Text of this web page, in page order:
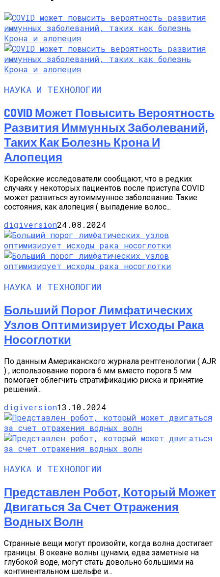
НАУКА И ТЕХНОЛОГИИ
COVID Может Повысить Вероятность
Развития Иммунных Заболеваний,
Таких Как Болезнь Крона И
Алопеция
Корейские исследователи сообщают, что в редких
случаях у некоторых пациентов после приступа COVID
может развиться аутоиммунное заболевание. Такие
состояния, как алопеция ( выпадение волос...
digiversion24.08.2024
НАУКА И ТЕХНОЛОГИИ
Больший Порог Лимфатических
Узлов Оптимизирует Исходы Рака
Носоглотки
По данным Американского журнала рентгенологии ( AJR
) , использование порога 6 мм вместо порога 5 мм
помогает облегчить стратификацию риска и принятие
решений...
digiversion13.10.2024
НАУКА И ТЕХНОЛОГИИ
Представлен Робот, Который Может
Двигаться За Счет Отражения
Водных Волн
Странные вещи могут произойти, когда волна достигает
границы. В океане волны цунами, едва заметные на
глубокой воде, могут стать довольно большими на
континентальном шельфе и...